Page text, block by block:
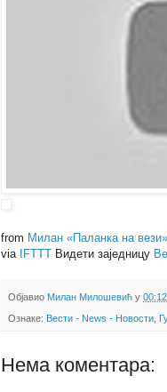
from Милан «Паланка на
via IFTTT Видети заједницу
Објавио Милан Милошевић у 00:12
Ознаке: Вести - News - Новости
Нема коментара: